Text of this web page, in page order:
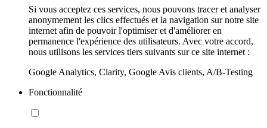
Si vous acceptez ces services, nous pouvons tracer et analyser
anonymement les clics effectués et la navigation sur notre site
internet afin de pouvoir l'optimiser et d'améliorer en
permanence l'expérience des utilisateurs. Avec votre accord,
nous utilisons les services tiers suivants sur ce site internet :
Google Analytics, Clarity, Google Avis clients, A/B-Testing
Fonctionnalité